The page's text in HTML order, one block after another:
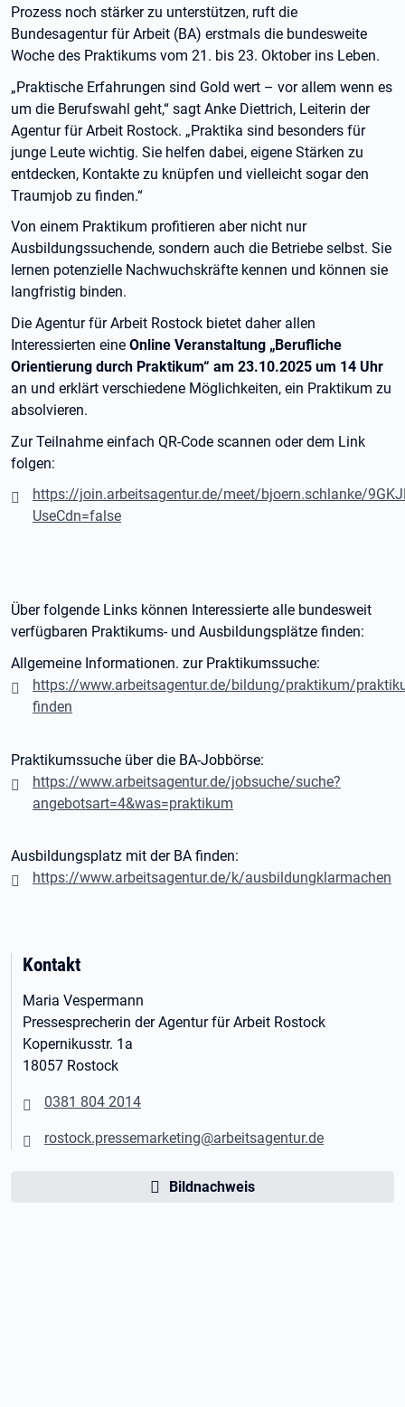
Prozess noch stärker zu unterstützen, ruft die
Bundesagentur für Arbeit (BA) erstmals die bundesweite
Woche des Praktikums vom 21. bis 23. Oktober ins Leben.
„Praktische Erfahrungen sind Gold wert – vor allem wenn es
um die Berufswahl geht,“ sagt Anke Diettrich, Leiterin der
Agentur für Arbeit Rostock. „Praktika sind besonders für
junge Leute wichtig. Sie helfen dabei, eigene Stärken zu
entdecken, Kontakte zu knüpfen und vielleicht sogar den
Traumjob zu finden.“
Von einem Praktikum profitieren aber nicht nur
Ausbildungssuchende, sondern auch die Betriebe selbst. Sie
lernen potenzielle Nachwuchskräfte kennen und können sie
langfristig binden.
Die Agentur für Arbeit Rostock bietet daher allen
Interessierten eine Online Veranstaltung „Berufliche
Orientierung durch Praktikum“ am 23.10.2025 um 14 Uhr
an und erklärt verschiedene Möglichkeiten, ein Praktikum zu
absolvieren.
Zur Teilnahme einfach QR-Code scannen oder dem Link
folgen:
https://join.arbeitsagentur.de/meet/bjoern.schlanke/
UseCdn=false
Über folgende Links können Interessierte alle bundesweit
verfügbaren Praktikums- und Ausbildungsplätze finden:
Allgemeine Informationen. zur Praktikumssuche:
https://www.arbeitsagentur.de/bildung/praktikum/
finden
Praktikumssuche über die BA-Jobbörse:
https://www.arbeitsagentur.de/jobsuche/suche?
angebotsart=4&was=praktikum
Ausbildungsplatz mit der BA finden:
https://www.arbeitsagentur.de/k/ausbildungklarmachen
Kontakt
Maria Vespermann
Pressesprecherin der Agentur für Arbeit Rostock
Kopernikusstr. 1a
18057 Rostock
0381 804 2014
rostock.pressemarketing@arbeitsagentur.de
Bildnachweis